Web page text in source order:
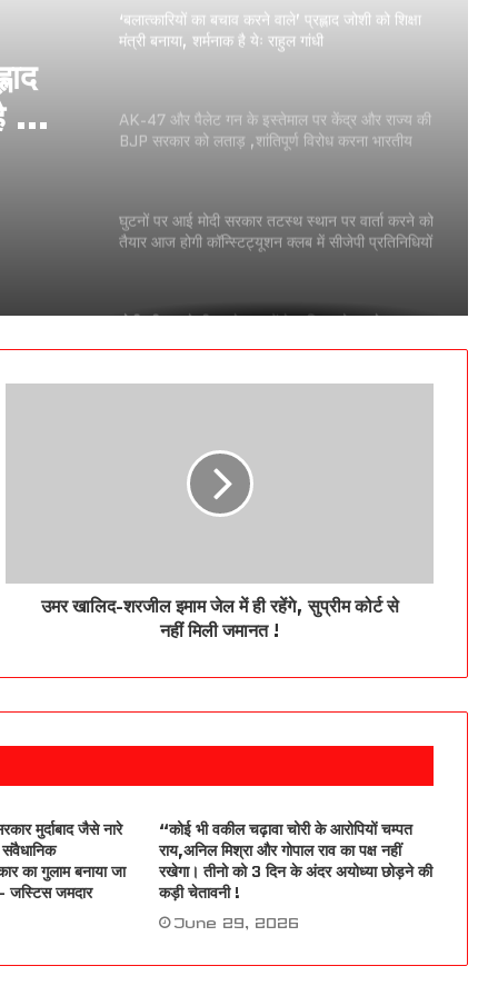
येः
‘बलात्कारियों का बचाव करने वाले’ प्रह्लाद जोशी को शिक्षा
मंत्री बनाया, शर्मनाक है येः राहुल गांधी
AK-47 और पैलेट गन के इस्तेमाल पर केंद्र और राज्य की
BJP सरकार को लताड़ ,शांतिपूर्ण विरोध करना भारतीय
घुटनों पर आई मोदी सरकार तटस्थ स्थान पर वार्ता करने को
तैयार आज होगी कॉन्स्टिट्यूशन क्लब में सीजेपी प्रतिनिधियों
मोदी जी आपने ही हमारे युवाओं के भविष्य को सबसे ज्यादा
माननीय साहब के विचार !
भारत-अमेरिका मुक्त व्यापार समझौते (FTA) के विरोध में
दूसरे दिन भी जंतर-मंतर पर डटे युवा प्रदर्शनकारी फिर से
संसद मार्च की तैयारी, धर्मेंद्र प्रधान के इस्तीफे की मांग
नेता प्रतिपक्ष राहुल गांधी युवाओं और छात्रों से सीधा संवाद
कांग्रेस का केंद्र की मोदी सरकार पर करारा हमला झूठे वादों
की बहार, लोगों पर महंगाई और बेरोजगारी का क्रूर वार’,
, ‘चंदा चोरों-गद्दी छोड़ो’, ‘अमित शाह जवाब दो’, विपक्षी
को लेकर प्रदर्शन !
उमर खालिद-शरजील इमाम जेल में ही रहेंगे, सुप्रीम कोर्ट से
नहीं मिली जमानत !
मुर्दाबाद जैसे नारे
का गुलाम बनाया जा
जस्टिस जमदार
“कोई भी वकील चढ़ावा चोरी के आरोपियों चम्पत
राय,अनिल मिश्रा और गोपाल राव का पक्ष नहीं
रखेगा। तीनो को 3 दिन के अंदर अयोध्या छोड़ने की
कड़ी चेतावनी !
June 29, 2026